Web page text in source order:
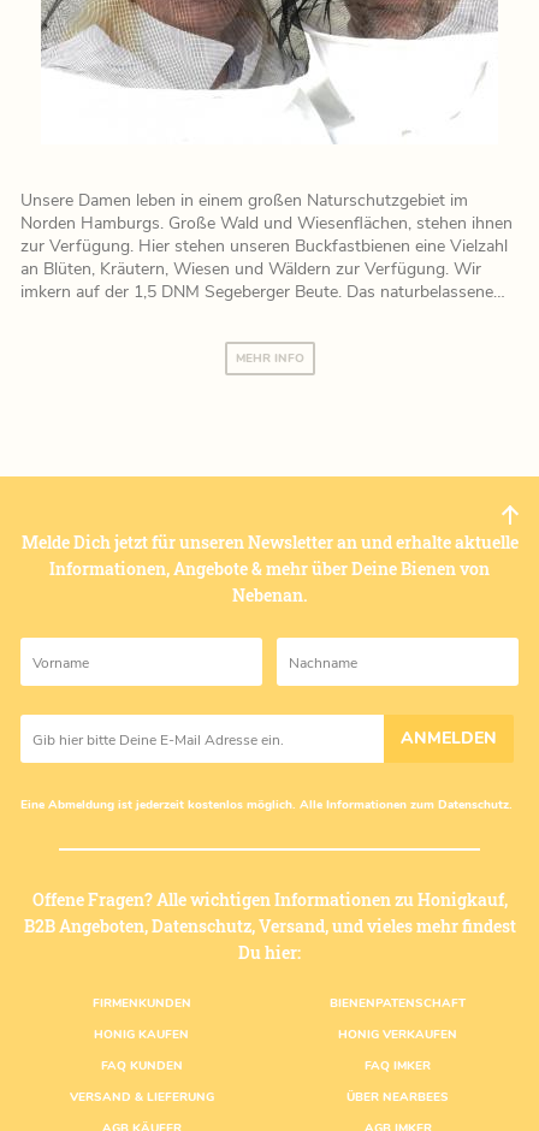
Unsere Damen leben in einem großen Naturschutzgebiet im
Norden Hamburgs. Große Wald und Wiesenflächen, stehen ihnen
zur Verfügung. Hier stehen unseren Buckfastbienen eine Vielzahl
an Blüten, Kräutern, Wiesen und Wäldern zur Verfügung. Wir
imkern auf der 1,5 DNM Segeberger Beute. Das naturbelassene…
MEHR INFO
Melde Dich jetzt für unseren Newsletter an und erhalte aktuelle
Informationen, Angebote & mehr über Deine Bienen von
Nebenan.
ANMELDEN
Eine Abmeldung ist jederzeit kostenlos möglich. Alle Informationen zum Datenschutz.
Offene Fragen? Alle wichtigen Informationen zu Honigkauf,
B2B Angeboten, Datenschutz, Versand, und vieles mehr findest
Du hier:
Fußzeilenmenü
FIRMENKUNDEN
BIENENPATENSCHAFT
HONIG KAUFEN
HONIG VERKAUFEN
FAQ KUNDEN
FAQ IMKER
VERSAND & LIEFERUNG
ÜBER NEARBEES